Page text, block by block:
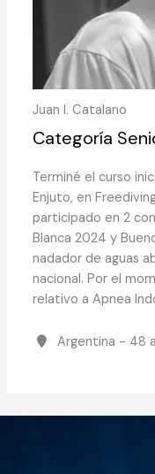
Juan I. Catalano
Categoría
Terminé el curso
Enjuto, en
participado en 2
Blanca 2024 y
nadador de aguas
nacional. Por el
relativo a Apnea
Argentina - 48